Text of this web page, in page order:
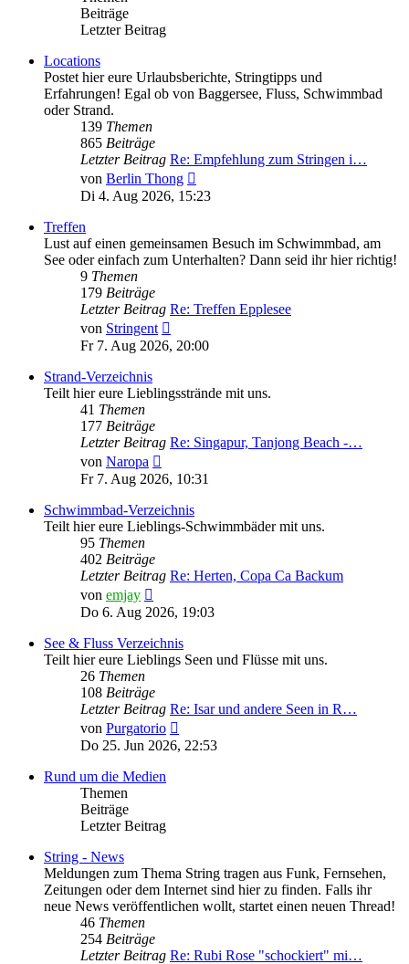
Beiträge
Letzter Beitrag
Locations
Postet hier eure Urlaubsberichte, Stringtipps und
Erfahrungen! Egal ob von Baggersee, Fluss, Schwimmbad
oder Strand.
139 Themen
865 Beiträge
Letzter Beitrag Re: Empfehlung zum Stringen i…
von Berlin Thong
Beitrag
Di 4. Aug 2026, 15:23
Treffen
Lust auf einen gemeinsamen Besuch im Schwimmbad, am
See oder einfach zum Unterhalten? Dann seid ihr hier richtig!
9 Themen
179 Beiträge
Letzter Beitrag Re: Treffen Epplesee
von Stringent
Beitrag
Fr 7. Aug 2026, 20:00
Strand-Verzeichnis
Teilt hier eure Lieblingsstrände mit uns.
41 Themen
177 Beiträge
Letzter Beitrag Re: Singapur, Tanjong Beach -…
von Naropa
Beitrag
Fr 7. Aug 2026, 10:31
Schwimmbad-Verzeichnis
Teilt hier eure Lieblings-Schwimmbäder mit uns.
95 Themen
402 Beiträge
Letzter Beitrag Re: Herten, Copa Ca Backum
von emjay
Beitrag
Do 6. Aug 2026, 19:03
See & Fluss Verzeichnis
Teilt hier eure Lieblings Seen und Flüsse mit uns.
26 Themen
108 Beiträge
Letzter Beitrag Re: Isar und andere Seen in R…
von Purgatorio
Beitrag
Do 25. Jun 2026, 22:53
Rund um die Medien
Themen
Beiträge
Letzter Beitrag
String - News
Meldungen zum Thema String tragen aus Funk, Fernsehen,
Zeitungen oder dem Internet sind hier zu finden. Falls ihr
neue News veröffentlichen wollt, startet einen neuen Thread!
46 Themen
254 Beiträge
Letzter Beitrag Re: Rubi Rose "schockiert" mi…